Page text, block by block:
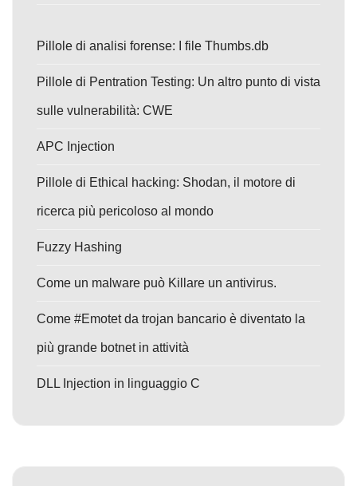
Pillole di analisi forense: I file Thumbs.db
Pillole di Pentration Testing: Un altro punto di vista
sulle vulnerabilità: CWE
APC Injection
Pillole di Ethical hacking: Shodan, il motore di
ricerca più pericoloso al mondo
Fuzzy Hashing
Come un malware può Killare un antivirus.
Come #Emotet da trojan bancario è diventato la
più grande botnet in attività
DLL Injection in linguaggio C